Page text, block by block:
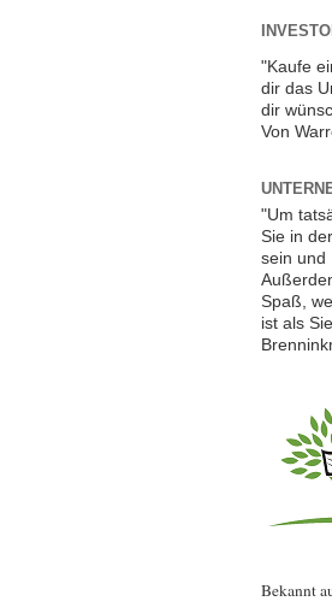
"Kaufe
dir das
dir
Von
"Um
Sie in
sein und
Spaß,
ist als
Bekannt